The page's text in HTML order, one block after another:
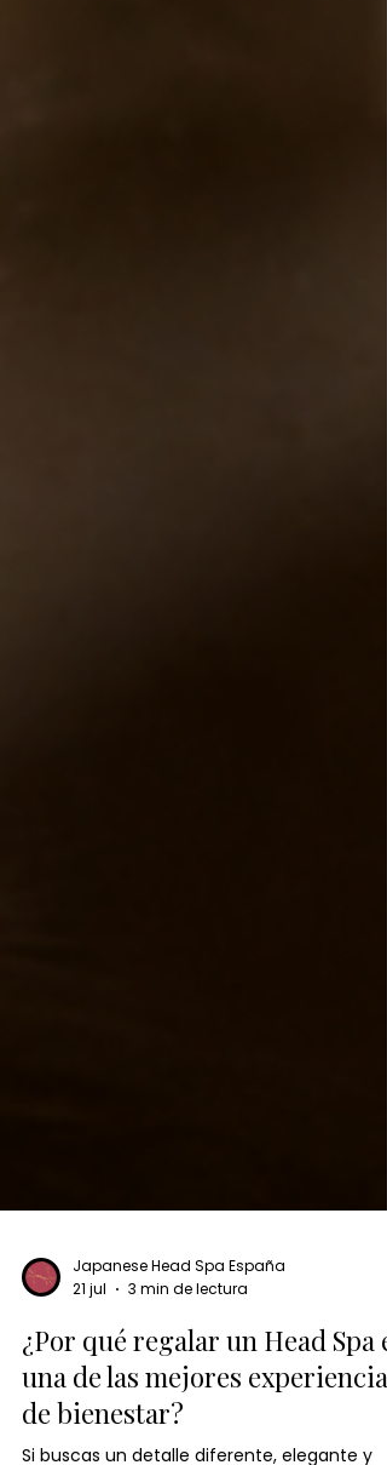
Japanese Head Spa España
21 jul
3 min de lectura
¿Por qué regalar un Head Spa es
una de las mejores experiencias